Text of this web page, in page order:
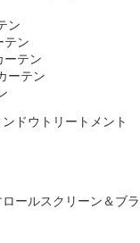
ン
テン
ーテン
ーテン
ンドウトリートメント
ロールスクリーン＆ブラ